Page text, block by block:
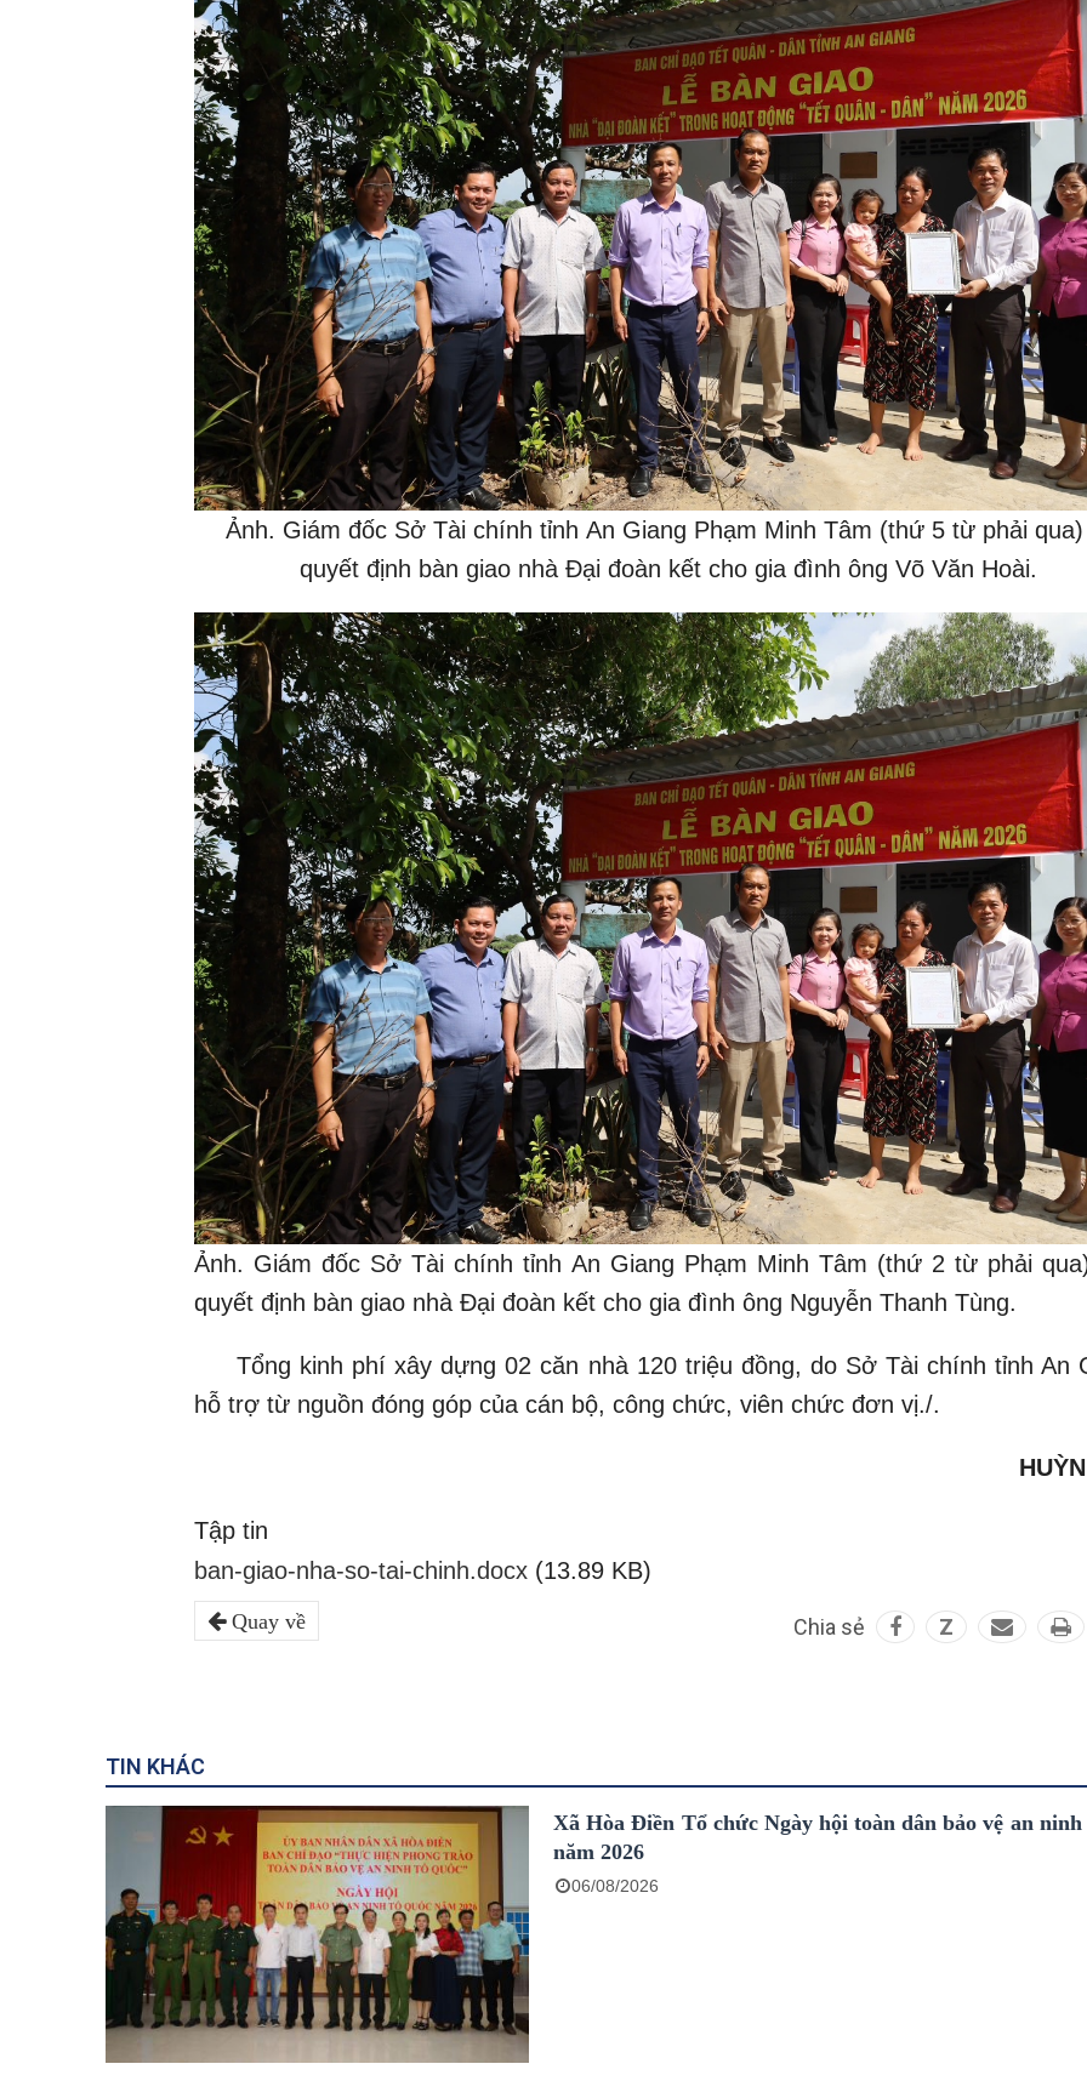
Ảnh. Giám đốc Sở Tài chính tỉnh An Giang Phạm Minh Tâm (thứ 5 từ phải
quyết định bàn giao nhà Đại đoàn kết cho gia đình ông Võ Văn Hoài.
Ảnh. Giám đốc Sở Tài chính tỉnh An Giang Phạm Minh Tâm (thứ 2 từ phải
quyết định bàn giao nhà Đại đoàn kết cho gia đình ông Nguyễn Thanh Tùng.
Tổng kinh phí xây dựng 02 căn nhà 120 triệu đồng, do Sở Tài chính tỉnh An
hỗ trợ từ nguồn đóng góp của cán bộ, công chức, viên chức đơn vị./.
Tập tin
ban-giao-nha-so-tai-chinh.docx (13.89 KB)
Quay về Chia sẻ Z
TIN KHÁC
Xã Hòa Điền Tổ chức Ngày hội toàn dân bảo vệ an ninh
năm 2026
06/08/2026